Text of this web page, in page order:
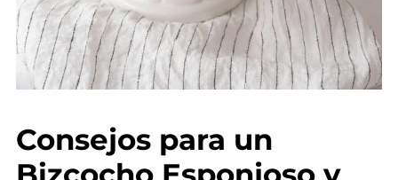
Consejos para un